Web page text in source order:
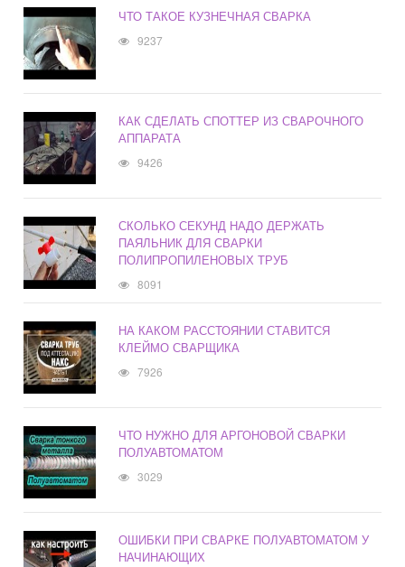
ЧТО ТАКОЕ КУЗНЕЧНАЯ СВАРКА
9237
КАК СДЕЛАТЬ СПОТТЕР ИЗ СВАРОЧНОГО
АППАРАТА
9426
СКОЛЬКО СЕКУНД НАДО ДЕРЖАТЬ
ПАЯЛЬНИК ДЛЯ СВАРКИ
ПОЛИПРОПИЛЕНОВЫХ ТРУБ
8091
НА КАКОМ РАССТОЯНИИ СТАВИТСЯ
КЛЕЙМО СВАРЩИКА
7926
ЧТО НУЖНО ДЛЯ АРГОНОВОЙ СВАРКИ
ПОЛУАВТОМАТОМ
3029
ОШИБКИ ПРИ СВАРКЕ ПОЛУАВТОМАТОМ У
НАЧИНАЮЩИХ